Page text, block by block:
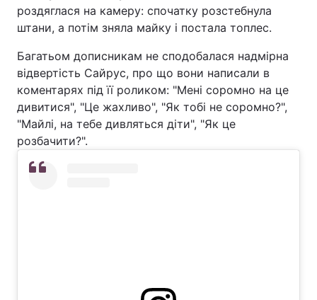
роздяглася на камеру: спочатку розстебнула
штани, а потім зняла майку і постала топлес.
Багатьом дописникам не сподобалася надмірна
відвертість Сайрус, про що вони написали в
коментарях під її роликом: "Мені соромно на це
дивитися", "Це жахливо", "Як тобі не соромно?",
"Майлі, на тебе дивляться діти", "Як це
розбачити?".